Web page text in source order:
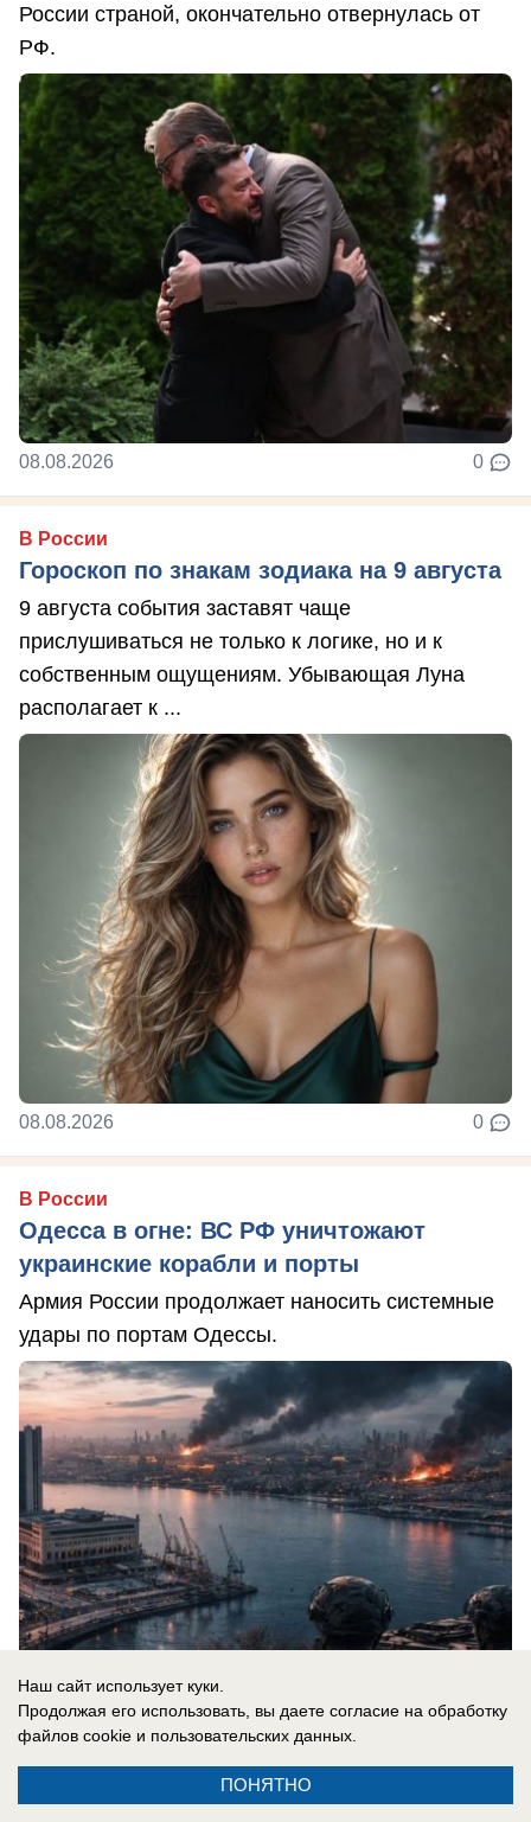
России страной, окончательно отвернулась от
РФ.
08.08.2026 0
В России
Гороскоп по знакам зодиака на 9 августа
9 августа события заставят чаще
прислушиваться не только к логике, но и к
собственным ощущениям. Убывающая Луна
располагает к ...
08.08.2026 0
В России
Одесса в огне: ВС РФ уничтожают
украинские корабли и порты
Армия России продолжает наносить системные
удары по портам Одессы.
08.08.2026
Наш сайт использует куки.
Продолжая его использовать, вы даете согласие на обработку
файлов cookie и пользовательских данных.
ПОНЯТНО